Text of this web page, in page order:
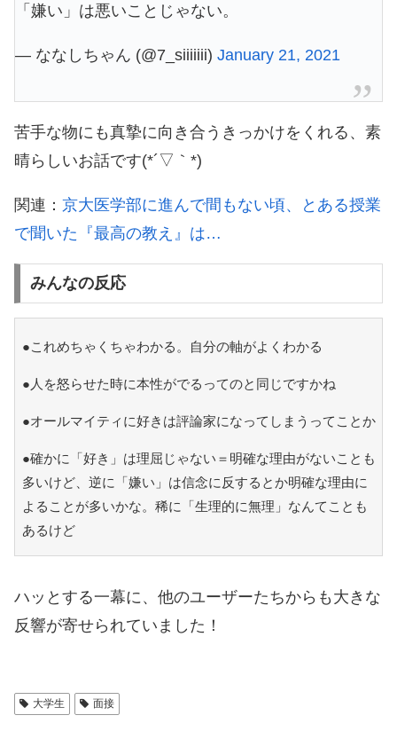
「嫌い」は悪いことじゃない。
— ななしちゃん (@7_siiiiiii) January 21, 2021
苦手な物にも真摯に向き合うきっかけをくれる、素
晴らしいお話です(*´▽｀*)
関連： 京大医学部に進んで間もない頃、とある授業
で聞いた『最高の教え』は…
みんなの反応
●これめちゃくちゃわかる。自分の軸がよくわかる
●人を怒らせた時に本性がでるってのと同じですかね
●オールマイティに好きは評論家になってしまうってことか
●確かに「好き」は理屈じゃない＝明確な理由がないことも
多いけど、逆に「嫌い」は信念に反するとか明確な理由に
よることが多いかな。稀に「生理的に無理」なんてことも
あるけど
ハッとする一幕に、他のユーザーたちからも大きな
反響が寄せられていました！
大学生 面接